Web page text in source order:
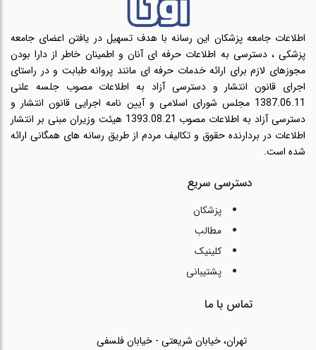
اطلاعات جامعه پزشکان این رسانه با هدف تسهیل در یافتن اعضای جامعه
پزشکی ، دسترسی به اطلاعات حرفه ای آنان و اطمینان خاطر از دارا بودن
مجوزهای لازم برای ارائه خدمات حرفه ای مانند پروانه طبابت و در راستای
اجرای قانون انتشار و دسترسی آزاد به اطلاعات مصوب جلسه علنی
1387.06.11 مجلس شورای اسلامی و آیین نامه اجرایی قانون انتشار و
دسترسی آزاد به اطلاعات مصوب 1393.08.21 هیئت وزیران مبنی بر انتشار
اطلاعات در بردارنده حقوق و تکالیف مردم از طریق رسانه های همگانی ارائه
شده است.
دسترسی سریع
پزشکان
مطالب
کلینیک
پشتیبانی
تماس با ما
تهران، خیابان شریعتی - خیابان فلسفی